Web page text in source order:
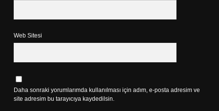
Web Sitesi
Daha sonraki yorumlarımda kullanılması için adım, e-posta adresim ve
site adresim bu tarayıcıya kaydedilsin.